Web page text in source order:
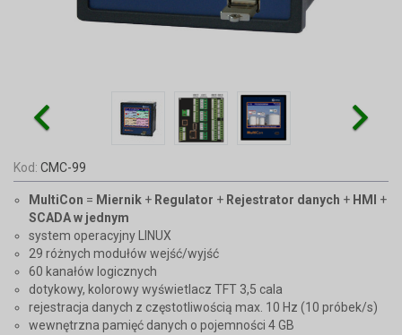
Kod: CMC-99
MultiCon = Miernik+ Regulator + Rejestrator danych + HMI
+
SCADA w jednym
system operacyjny LINUX
29 różnych modułów wejść/wyjść
60 kanałów logicznych
dotykowy, kolorowy wyświetlacz TFT 3,5 cala
rejestracja danych z częstotliwością max. 10 Hz (10 próbek/s)
wewnętrzna pamięć danych o pojemności 4 GB